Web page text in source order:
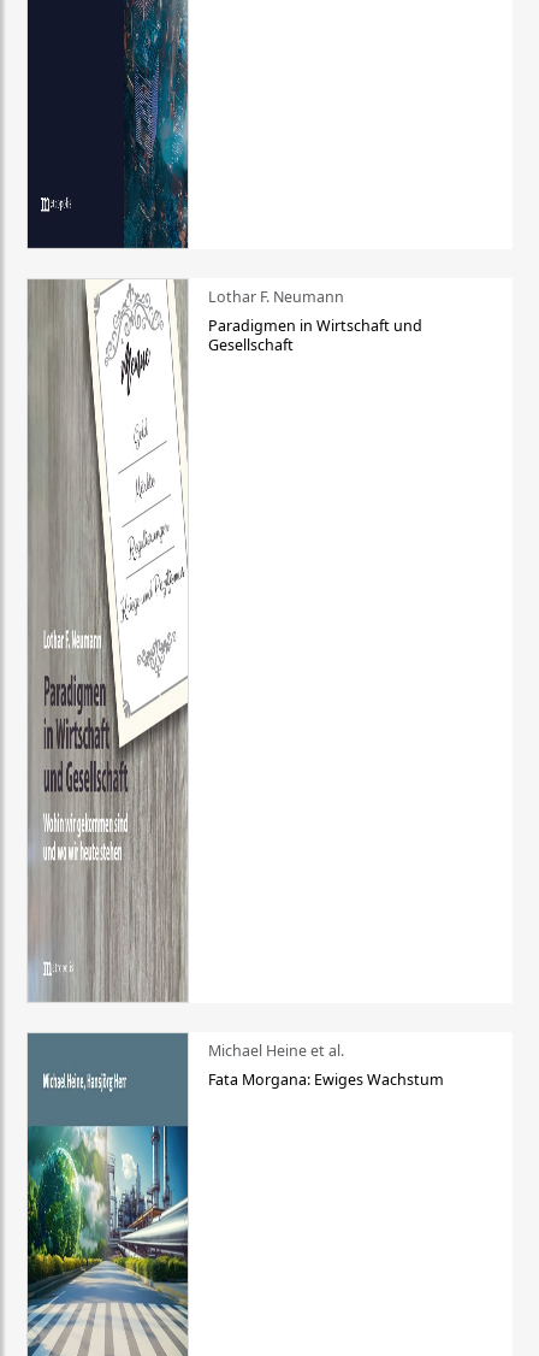
Lothar F. Neumann
Paradigmen in Wirtschaft und
Gesellschaft
Michael Heine et al.
Fata Morgana: Ewiges Wachstum